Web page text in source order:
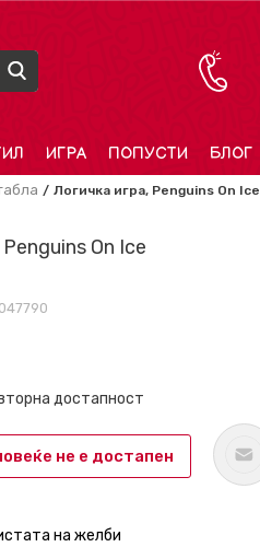
ИГРА ПОПУСТИ БЛОГ
Логичка игра, Penguins On Ice
On Ice
047790
достапност
не е достапен
на желби